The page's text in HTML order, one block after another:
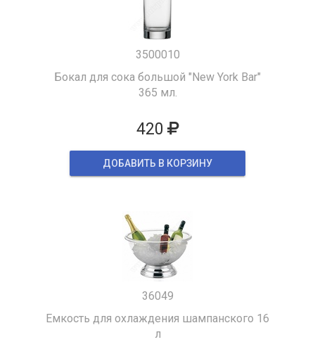
3500010
Бокал для сока большой "New York Bar"
365 мл.
420
ДОБАВИТЬ В КОРЗИНУ
36049
Емкость для охлаждения шампанского 16
л